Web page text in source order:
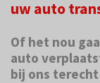
uw auto
Of het nou
auto
bij ons